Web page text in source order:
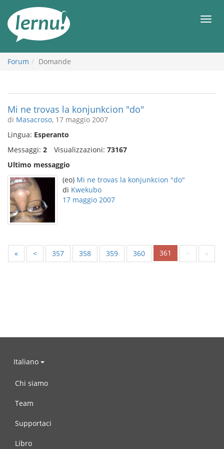
all’indice
Forum Domande
Mi ne trovas la konjunkcion "do"
di Masacroso, 17 maggio 2007
Lingua: Esperanto
Messaggi: 2 Visualizzazioni: 73167
Ultimo messaggio
(eo) Mi ne trovas la konjunkcion "do"
di Kwekubo
17 maggio 2007
« < 357 358 359 360 361 > »
Italiano
Chi siamo
Team
Supportaci
Libro